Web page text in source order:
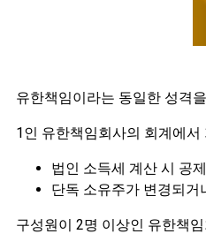
유한책임이라는 동일한 성격
1인 유한책임회사의 회계에
법인 소득세 계산 시 공
단독 소유주가 변경되거
구성원이 2명 이상인 유한책